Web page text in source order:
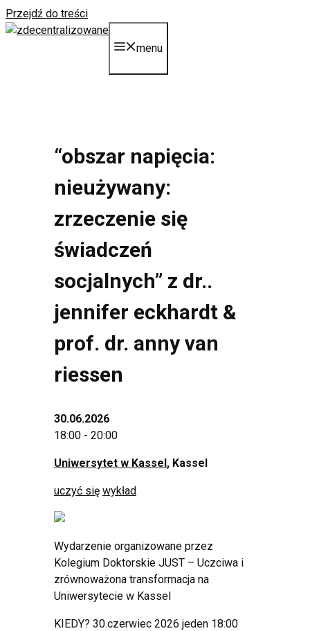
Przejdź do treści
menu
“obszar napięcia:
nieużywany:
zrzeczenie się
świadczeń
socjalnych” z dr..
jennifer eckhardt &
prof. dr. anny van
riessen
30.06.2026
18:00 - 20:00
Uniwersytet w Kassel, Kassel
uczyć się wykład
Wydarzenie organizowane przez
Kolegium Doktorskie JUST – Uczciwa i
zrównoważona transformacja na
Uniwersytecie w Kassel
KIEDY? 30.czerwiec 2026 jeden 18:00